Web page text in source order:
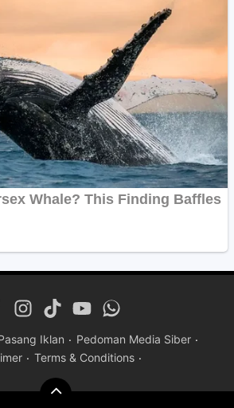
Iklan
Pedoman Media Siber
Terms & Conditions